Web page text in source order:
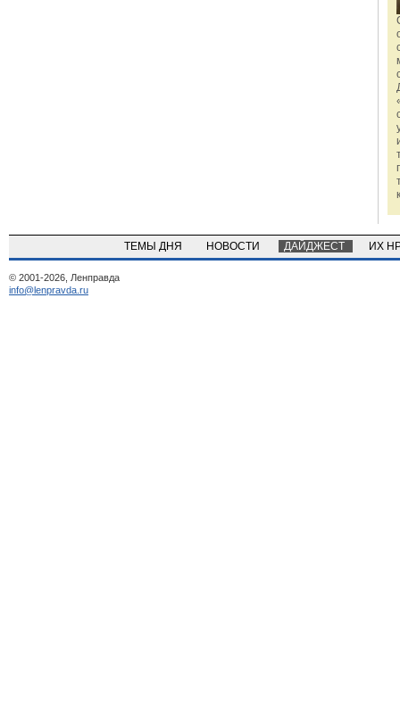
ТЕМЫ ДНЯ НОВОСТИ ДАЙДЖЕСТ ИХ
© 2001-2026, Ленправда
info@lenpravda.ru